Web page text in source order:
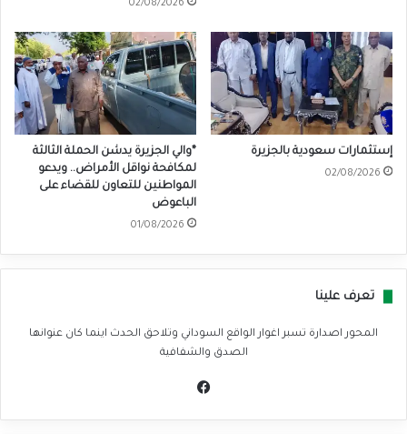
02/08/2026
إستثمارات سعودية بالجزيرة
02/08/2026
*والي الجزيرة يدشن الحملة الثالثة
لمكافحة نواقل الأمراض.. ويدعو
المواطنين للتعاون للقضاء على
الباعوض
01/08/2026
تعرف علينا
المحور اصدارة تسبر اغوار الواقع السوداني وتلاحق الحدث اينما كان عنوانها
الصدق والشفافية